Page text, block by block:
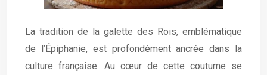
La tradition de la galette des Rois, emblématique
de l’Épiphanie, est profondément ancrée dans la
culture française. Au cœur de cette coutume se